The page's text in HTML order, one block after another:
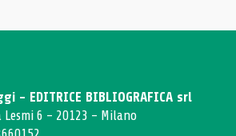
- EDITRICE BIBLIOGRAFICA srl
Lesmi 6 - 20123 - Milano